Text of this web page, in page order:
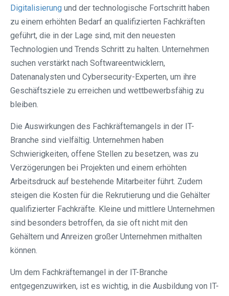
Digitalisierung und der technologische Fortschritt haben
zu einem erhöhten Bedarf an qualifizierten Fachkräften
geführt, die in der Lage sind, mit den neuesten
Technologien und Trends Schritt zu halten. Unternehmen
suchen verstärkt nach Softwareentwicklern,
Datenanalysten und Cybersecurity-Experten, um ihre
Geschäftsziele zu erreichen und wettbewerbsfähig zu
bleiben.
Die Auswirkungen des Fachkräftemangels in der IT-
Branche sind vielfältig. Unternehmen haben
Schwierigkeiten, offene Stellen zu besetzen, was zu
Verzögerungen bei Projekten und einem erhöhten
Arbeitsdruck auf bestehende Mitarbeiter führt. Zudem
steigen die Kosten für die Rekrutierung und die Gehälter
qualifizierter Fachkräfte. Kleine und mittlere Unternehmen
sind besonders betroffen, da sie oft nicht mit den
Gehältern und Anreizen großer Unternehmen mithalten
können.
Um dem Fachkräftemangel in der IT-Branche
entgegenzuwirken, ist es wichtig, in die Ausbildung von IT-